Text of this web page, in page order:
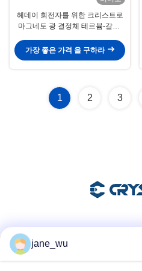
헤데이 회전자를 위한 크리스트로
마그네토 광 결정체 테르븀-갈륨-
가장 좋은 가격 을 구하라
1 2 3
jane_wu